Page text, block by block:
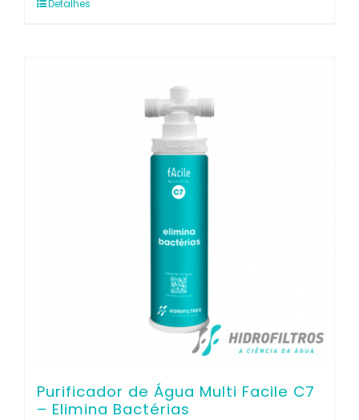
Detalhes
Purificador de Água Multi Facile C7
– Elimina Bactérias